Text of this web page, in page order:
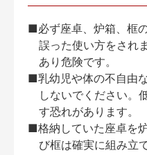
■必ず座卓、炉箱、框
誤った使い方をされ
あり危険です。
■乳幼児や体の不自由
しないでください。
す恐れがあります。
■格納していた座卓を
び框は確実に組み立